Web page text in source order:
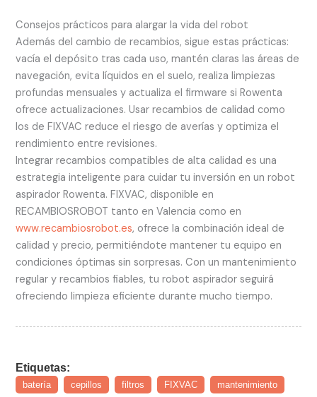
Consejos prácticos para alargar la vida del robot
Además del cambio de recambios, sigue estas prácticas:
vacía el depósito tras cada uso, mantén claras las áreas de
navegación, evita líquidos en el suelo, realiza limpiezas
profundas mensuales y actualiza el firmware si Rowenta
ofrece actualizaciones. Usar recambios de calidad como
los de FIXVAC reduce el riesgo de averías y optimiza el
rendimiento entre revisiones.
Integrar recambios compatibles de alta calidad es una
estrategia inteligente para cuidar tu inversión en un robot
aspirador Rowenta. FIXVAC, disponible en
RECAMBIOSROBOT tanto en Valencia como en
www.recambiosrobot.es, ofrece la combinación ideal de
calidad y precio, permitiéndote mantener tu equipo en
condiciones óptimas sin sorpresas. Con un mantenimiento
regular y recambios fiables, tu robot aspirador seguirá
ofreciendo limpieza eficiente durante mucho tiempo.
Etiquetas:
batería cepillos filtros FIXVAC mantenimiento